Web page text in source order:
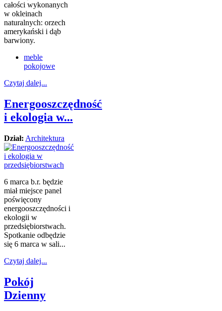
całości wykonanych
w okleinach
naturalnych: orzech
amerykański i dąb
barwiony.
meble
pokojowe
Czytaj dalej...
Energooszczędność
i ekologia w...
Dział: Architektura
6 marca b.r. będzie
miał miejsce panel
poświęcony
energooszczędności i
ekologii w
przedsiębiorstwach.
Spotkanie odbędzie
się 6 marca w sali...
Czytaj dalej...
Pokój
Dzienny